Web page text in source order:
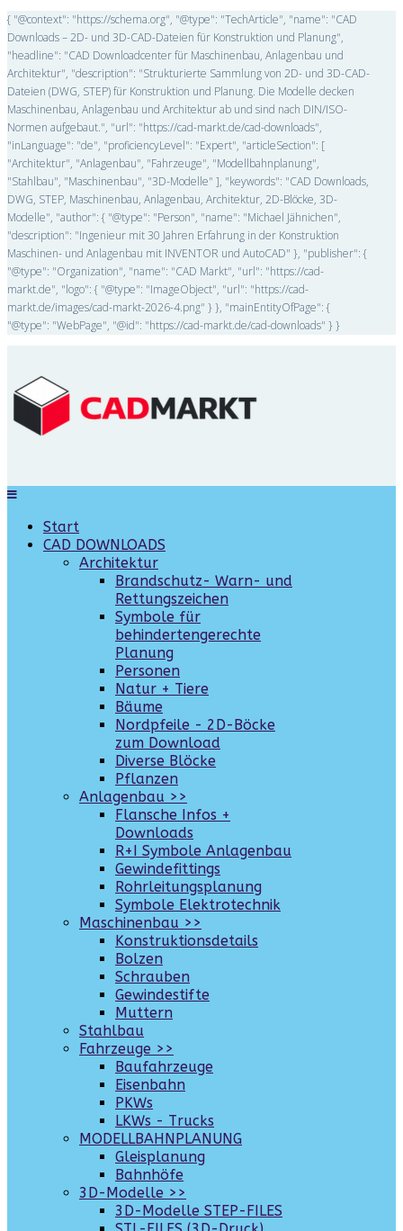
{ "@context": "https://schema.org", "@type": "TechArticle", "name": "CAD
Downloads – 2D- und 3D-CAD-Dateien für Konstruktion und Planung",
"headline": "CAD Downloadcenter für Maschinenbau, Anlagenbau und
Architektur", "description": "Strukturierte Sammlung von 2D- und 3D-CAD-
Dateien (DWG, STEP) für Konstruktion und Planung. Die Modelle decken
Maschinenbau, Anlagenbau und Architektur ab und sind nach DIN/ISO-
Normen aufgebaut.", "url": "https://cad-markt.de/cad-downloads",
"inLanguage": "de", "proficiencyLevel": "Expert", "articleSection": [
"Architektur", "Anlagenbau", "Fahrzeuge", "Modellbahnplanung",
"Stahlbau", "Maschinenbau", "3D-Modelle" ], "keywords": "CAD Downloads,
DWG, STEP, Maschinenbau, Anlagenbau, Architektur, 2D-Blöcke, 3D-
Modelle", "author": { "@type": "Person", "name": "Michael Jähnichen",
"description": "Ingenieur mit 30 Jahren Erfahrung in der Konstruktion
Maschinen- und Anlagenbau mit INVENTOR und AutoCAD" }, "publisher": {
"@type": "Organization", "name": "CAD Markt", "url": "https://cad-
markt.de", "logo": { "@type": "ImageObject", "url": "https://cad-
markt.de/images/cad-markt-2026-4.png" } }, "mainEntityOfPage": {
"@type": "WebPage", "@id": "https://cad-markt.de/cad-downloads" } }
Start
CAD DOWNLOADS
Architektur
Brandschutz- Warn- und
Rettungszeichen
Symbole für
behindertengerechte
Planung
Personen
Natur + Tiere
Bäume
Nordpfeile - 2D-Böcke
zum Download
Diverse Blöcke
Pflanzen
Anlagenbau >>
Flansche Infos +
Downloads
R+I Symbole Anlagenbau
Gewindefittings
Rohrleitungsplanung
Symbole Elektrotechnik
Maschinenbau >>
Konstruktionsdetails
Bolzen
Schrauben
Gewindestifte
Muttern
Stahlbau
Fahrzeuge >>
Baufahrzeuge
Eisenbahn
PKWs
LKWs - Trucks
MODELLBAHNPLANUNG
Gleisplanung
Bahnhöfe
3D-Modelle >>
3D-Modelle STEP-FILES